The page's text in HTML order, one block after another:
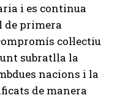
i es continua
de primera
col·lectiu
subratlla la
nacions i la
de manera